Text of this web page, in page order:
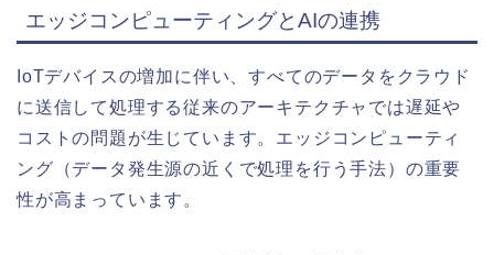
エッジコンピューティングとAIの連携
IoTデバイスの増加に伴い、すべてのデータをクラウド
に送信して処理する従来のアーキテクチャでは遅延や
コストの問題が生じています。エッジコンピューティ
ング（データ発生源の近くで処理を行う手法）の重要
性が高まっています。